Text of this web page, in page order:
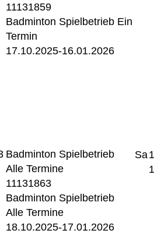
11131859
Badminton Spielbetrieb Ein
Termin
17.10.2025-16.01.2026
Badminton Spielbetrieb
Alle Termine
11131863
Badminton Spielbetrieb
Alle Termine
18.10.2025-17.01.2026
Sa